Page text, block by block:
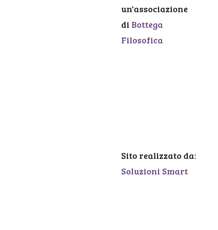
un'associazione
di Bottega
Filosofica
Sito realizzato da:
Soluzioni Smart